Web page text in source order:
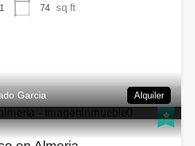
1 74 sq ft
Garcia Alquiler